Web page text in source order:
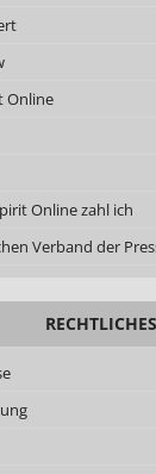
Online
Online zahl ich
Verband der
RECHTLICHES